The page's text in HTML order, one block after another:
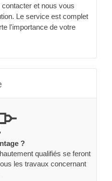
et nous vous
Le service est complet
l'importance de votre
?
qualifiés se feront
les travaux concernant